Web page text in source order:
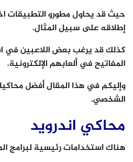
حيث قد يحاول مطورو التطبيقات
إطلاقه على سبيل المثال.
كذلك قد يرغب بعض اللاعبين في
المفاتيح في ألعابهم الإلكترونية.
وإليكم في هذا المقال أفضل
الشخصي.
محاكي اندرويد
هناك استخدامات رئيسية لبرامج